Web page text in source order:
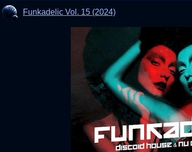
Funkadelic Vol. 15 (2024)